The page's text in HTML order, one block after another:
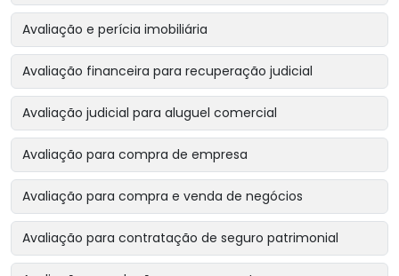
Avaliação e perícia imobiliária
Avaliação financeira para recuperação judicial
Avaliação judicial para aluguel comercial
Avaliação para compra de empresa
Avaliação para compra e venda de negócios
Avaliação para contratação de seguro patrimonial